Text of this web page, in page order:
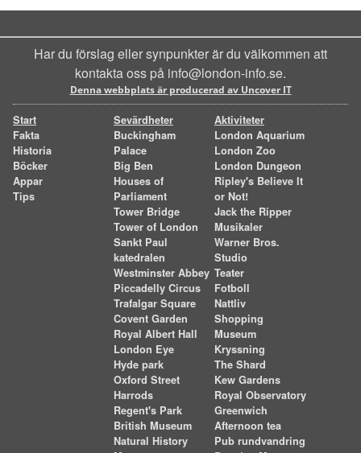
Har du förslag eller synpunkter är du välkommen att
kontakta oss på info@london-info.se.
Denna webbplats är producerad av Uncover IT
Start
Fakta
Historia
Böcker
Appar
Tips
Sevärdheter
Buckingham
Palace
Big Ben
Houses of
Parliament
Tower Bridge
Tower of London
Sankt Paul
katedralen
Westminster Abbey
Piccadelly Circus
Trafalgar Square
Covent Garden
Royal Albert Hall
London Eye
Hyde park
Oxford Street
Harrods
Regent's Park
British Museum
Natural History
Aktiviteter
London Aquarium
London Zoo
London Dungeon
Ripley's Believe It
or Not!
Jack the Ripper
Musikaler
Warner Bros.
Studio
Teater
Fotboll
Nattliv
Shopping
Museum
Kryssning
The Shard
Kew Gardens
Royal Observatory
Greenwich
Afternoon tea
Pub rundvandring